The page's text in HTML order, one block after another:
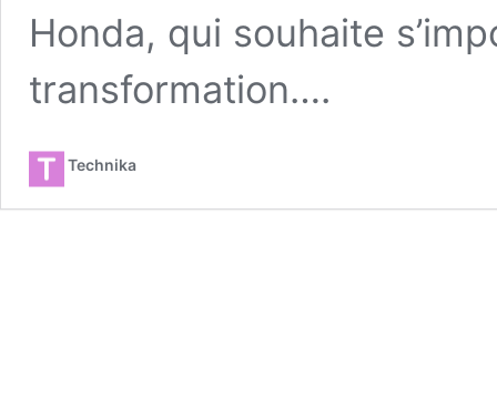
Honda, qui souhaite
transformation….
Technika